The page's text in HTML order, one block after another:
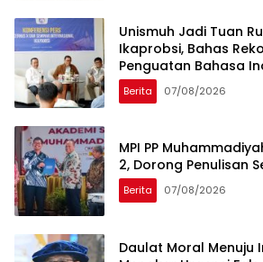
Unismuh Jadi Tuan
Ikaprobsi, Bahas
Penguatan Bahasa
Global
Berita 07/08/2026
MPI PP
2, Dorong Penulisan
Berita 07/08/2026
Daulat Moral Menuju